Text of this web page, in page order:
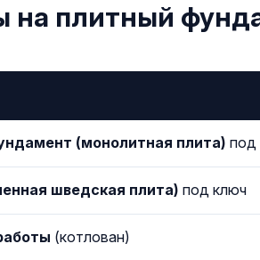
плитный
(монолитная плита) под
шведская плита) под ключ
(котлован)